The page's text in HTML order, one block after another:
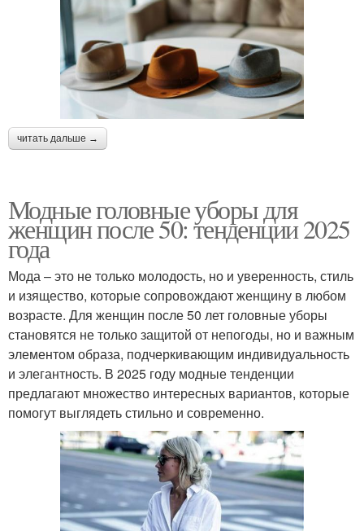
читать дальше →
Модные головные уборы для
женщин после 50: тенденции 2025
года
Мода – это не только молодость, но и уверенность, стиль
и изящество, которые сопровождают женщину в любом
возрасте. Для женщин после 50 лет головные уборы
становятся не только защитой от непогоды, но и важным
элементом образа, подчеркивающим индивидуальность
и элегантность. В 2025 году модные тенденции
предлагают множество интересных вариантов, которые
помогут выглядеть стильно и современно.